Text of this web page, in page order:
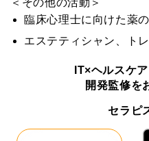
臨床心理士に向けた薬
エステティシャン、ト
IT×ヘルスケ
開発監修を
セラピ